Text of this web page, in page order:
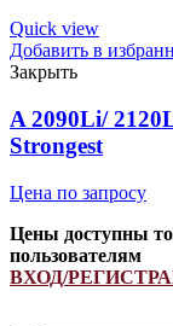
Quick view
Добавить в
Закрыть
A 2090Li/
Strongest
Цена по запросу
Цены доступны
пользователям
ВХОД/